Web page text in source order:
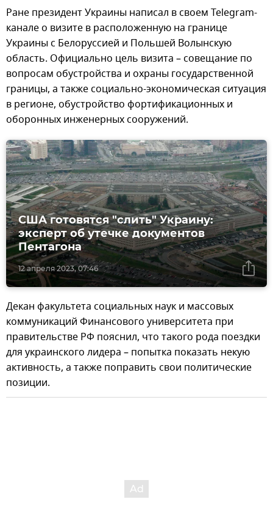
Ране президент Украины написал в своем Telegram-
канале о визите в расположенную на границе
Украины с Белоруссией и Польшей Волынскую
область. Официально цель визита – совещание по
вопросам обустройства и охраны государственной
границы, а также социально-экономическая ситуация
в регионе, обустройство фортификационных и
оборонных инженерных сооружений.
12 апреля 2023, 07:46
США готовятся "слить" Украину:
эксперт об утечке документов
Пентагона
Декан факультета социальных наук и массовых
коммуникаций Финансового университета при
правительстве РФ пояснил, что такого рода поездки
для украинского лидера – попытка показать некую
активность, а также поправить свои политические
позиции.